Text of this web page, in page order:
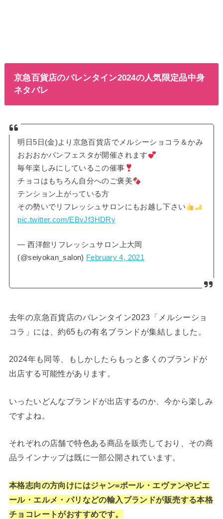
京急百貨店のバレンタイン2024の人気限定品中身
ネタバレ
明日5日(金)より京急百貨店でメルシーショコラ＆かみ
おおおかパンフェスタが開催されます
毎年楽しみにしているこの催事
チョコはもちろん自分へのご褒美
テンション上がっている方
その勢いでリフレッシュサロンにもお越し下さい
pic.twitter.com/EBvJf3HDRy
— 西洋館リフレッシュサロン上大岡
(@seiyokan_salon) February 4, 2021
去年の京急百貨店のバレンタイン2023「メルシーショ
コラ」には、約65もの有名ブランドが集結しました。
2024年も同等、もしかしたらもっと多くのブランドが
出店する可能性があります。
いったいどんなブランドが出店するのか、今から楽しみ
ですよね。
それぞれの店舗で特色ある商品を販売しており、その商
品ラインナップは既に一部公開されています。
本格志向の方向けにはジャン=ポール・エヴァンやピエ
ール・エルメ・パリなどの輸入ブランドが販売する本格
チョコレートがおすすめです。